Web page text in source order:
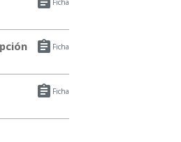
 Ficha
 Ficha